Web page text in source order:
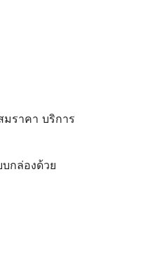
มราคา บริการ
กล่องด้วย